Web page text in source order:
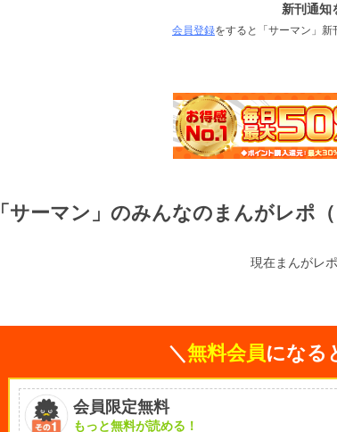
新刊通知
会員登録をすると「サーマン」新
「サーマン」のみんなのまんがレポ（
現在まんがレ
＼ 無料会員になる
会員限定無料
もっと無料が読める！